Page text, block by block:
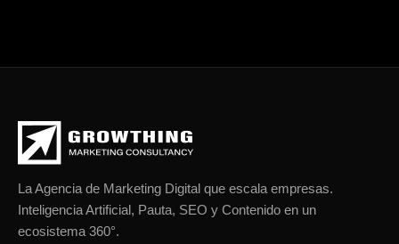
La Agencia de Marketing Digital que escala empresas.
Inteligencia Artificial, Pauta, SEO y Contenido en un
ecosistema 360°.